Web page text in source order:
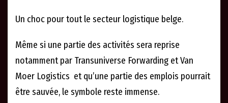
Un choc pour tout le secteur logistique belge.
Même si une partie des activités sera reprise
notamment par Transuniverse Forwarding et Van
Moer Logistics et qu’une partie des emplois pourrait
être sauvée, le symbole reste immense.